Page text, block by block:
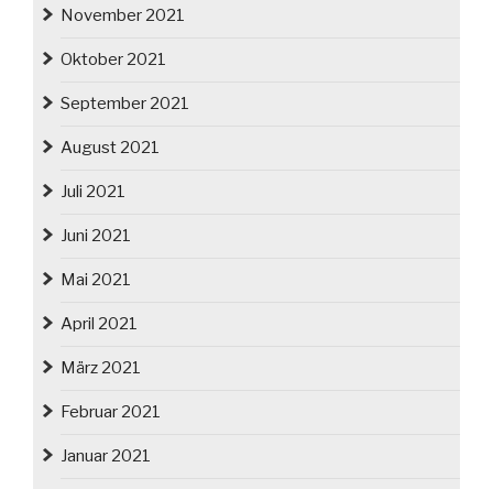
November 2021
Oktober 2021
September 2021
August 2021
Juli 2021
Juni 2021
Mai 2021
April 2021
März 2021
Februar 2021
Januar 2021